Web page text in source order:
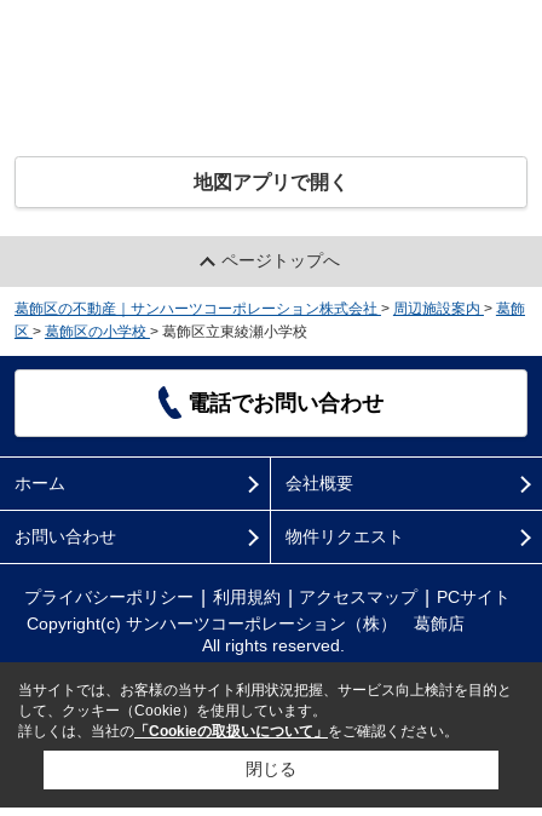
地図アプリで開く
ページトップへ
葛飾区の不動産｜サンハーツコーポレーション株式会社 > 周辺施設案内 > 葛飾
区 > 葛飾区の小学校 > 葛飾区立東綾瀬小学校
電話でお問い合わせ
ホーム 会社概要
お問い合わせ 物件リクエスト
プライバシーポリシー 利用規約 アクセスマップ
PCサイト
Copyright(c) サンハーツコーポレーション（株） 葛飾店
All rights reserved.
当サイトでは、お客様の当サイト利用状況把握、サービス向上検討を目的と
して、クッキー（Cookie）を使用しています。
詳しくは、当社の 「Cookieの取扱いについて」 をご確認ください。
閉じる